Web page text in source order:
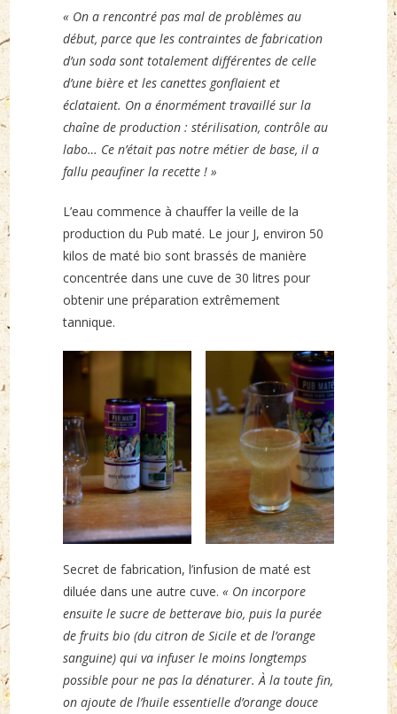
« On a rencontré pas mal de problèmes au
début, parce que les contraintes de fabrication
d’un soda sont totalement différentes de celle
d’une bière et les canettes gonflaient et
éclataient. On a énormément travaillé sur la
chaîne de production : stérilisation, contrôle au
labo… Ce n’était pas notre métier de base, il a
fallu peaufiner la recette ! »
L’eau commence à chauffer la veille de la
production du Pub maté. Le jour J, environ 50
kilos de maté bio sont brassés de manière
concentrée dans une cuve de 30 litres pour
obtenir une préparation extrêmement
tannique.
Secret de fabrication, l’infusion de maté est
diluée dans une autre cuve.« On incorpore
ensuite le sucre de betterave bio, puis la purée
de fruits bio (du citron de Sicile et de l’orange
sanguine) qui va infuser le moins longtemps
possible pour ne pas la dénaturer. À la toute fin,
on ajoute de l’huile essentielle d’orange douce